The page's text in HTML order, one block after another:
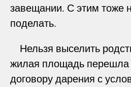
завещании. С этим тоже
поделать.
Нельзя выселить
жилая площадь перешла
договору дарения с